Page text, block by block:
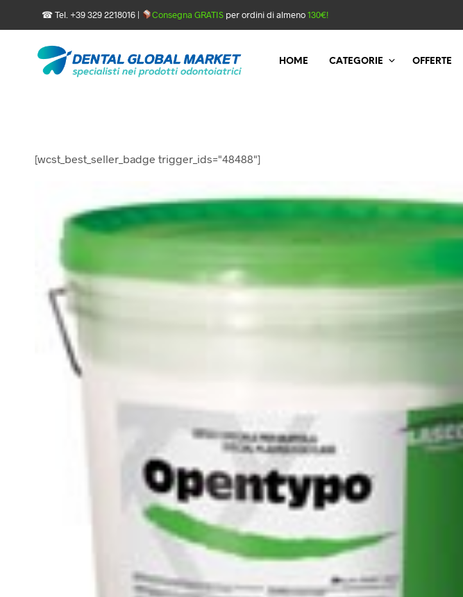
☎ Tel. +39 329 2218016 | Consegna GRATISper ordini di almeno130€!
HOME CATEGORIE OFFERTE
[wcst_best_seller_badge trigger_ids="48488"]